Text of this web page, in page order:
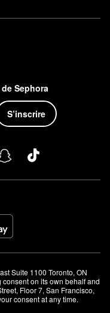
Sephora
S’inscrire
Suite 1100 Toronto, ON
on its own behalf and
Floor 7, San Francisco,
consent at any time.